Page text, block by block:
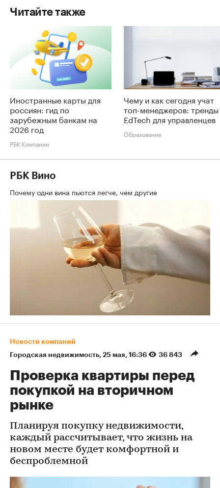
Читайте также
Иностранные карты для
россиян: гид по
зарубежным банкам на
2026 год
РБК Компании
Чему и как сегодня учат
топ-менеджеров: тренды
EdTech для управленцев
Образование
РБК Вино
Почему одни вина пьются легче, чем другие
Новости компаний
Городская недвижимость⁠, 25 мая, 16:36 36 843
Проверка квартиры перед
покупкой на вторичном
рынке
Планируя покупку недвижимости,
каждый рассчитывает, что жизнь на
новом месте будет комфортной и
беспроблемной